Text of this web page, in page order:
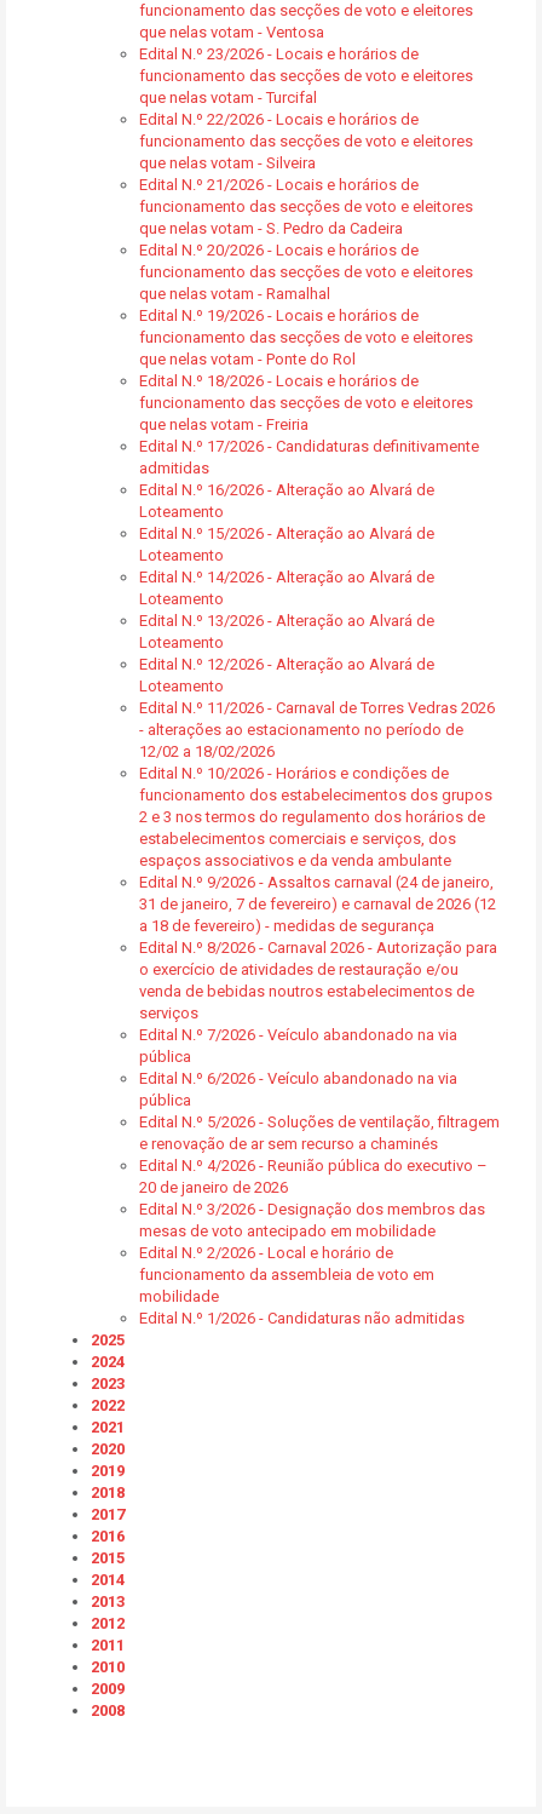
funcionamento das secções de voto e eleitores
que nelas votam - Ventosa
Edital N.º 23/2026 - Locais e horários de
funcionamento das secções de voto e eleitores
que nelas votam - Turcifal
Edital N.º 22/2026 - Locais e horários de
funcionamento das secções de voto e eleitores
que nelas votam - Silveira
Edital N.º 21/2026 - Locais e horários de
funcionamento das secções de voto e eleitores
que nelas votam - S. Pedro da Cadeira
Edital N.º 20/2026 - Locais e horários de
funcionamento das secções de voto e eleitores
que nelas votam - Ramalhal
Edital N.º 19/2026 - Locais e horários de
funcionamento das secções de voto e eleitores
que nelas votam - Ponte do Rol
Edital N.º 18/2026 - Locais e horários de
funcionamento das secções de voto e eleitores
que nelas votam - Freiria
Edital N.º 17/2026 - Candidaturas definitivamente
admitidas
Edital N.º 16/2026 - Alteração ao Alvará de
Loteamento
Edital N.º 15/2026 - Alteração ao Alvará de
Loteamento
Edital N.º 14/2026 - Alteração ao Alvará de
Loteamento
Edital N.º 13/2026 - Alteração ao Alvará de
Loteamento
Edital N.º 12/2026 - Alteração ao Alvará de
Loteamento
Edital N.º 11/2026 - Carnaval de Torres Vedras 2026
- alterações ao estacionamento no período de
12/02 a 18/02/2026
Edital N.º 10/2026 - Horários e condições de
funcionamento dos estabelecimentos dos grupos
2 e 3 nos termos do regulamento dos horários de
estabelecimentos comerciais e serviços, dos
espaços associativos e da venda ambulante
Edital N.º 9/2026 - Assaltos carnaval (24 de janeiro,
31 de janeiro, 7 de fevereiro) e carnaval de 2026 (12
a 18 de fevereiro) - medidas de segurança
Edital N.º 8/2026 - Carnaval 2026 - Autorização para
o exercício de atividades de restauração e/ou
venda de bebidas noutros estabelecimentos de
serviços
Edital N.º 7/2026 - Veículo abandonado na via
pública
Edital N.º 6/2026 - Veículo abandonado na via
pública
Edital N.º 5/2026 - Soluções de ventilação, filtragem
e renovação de ar sem recurso a chaminés
Edital N.º 4/2026 - Reunião pública do executivo –
20 de janeiro de 2026
Edital N.º 3/2026 - Designação dos membros das
mesas de voto antecipado em mobilidade
Edital N.º 2/2026 - Local e horário de
funcionamento da assembleia de voto em
mobilidade
Edital N.º 1/2026 - Candidaturas não admitidas
2025
2024
2023
2022
2021
2020
2019
2018
2017
2016
2015
2014
2013
2012
2011
2010
2009
2008